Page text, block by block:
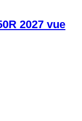
2027 vue